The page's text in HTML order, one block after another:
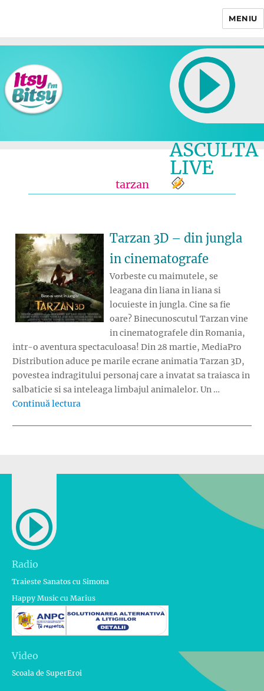
MENIU
ASCULTA
LIVE
tarzan
Tarzan 3D – din jungla
in cinematografe
Vorbeste cu maimutele, se
leagana din liana in liana si
locuieste in jungla. Cine sa fie
oare? Binecunoscutul Tarzan vine
in cinematografele din Romania,
intr-o aventura spectaculoasa! Din 28 martie, MediaPro
Distribution aduce pe marile ecrane animatia Tarzan 3D,
povestea indragitului personaj care a invatat sa traiasca in
salbaticie si sa inteleaga limbajul animalelor. Un …
Continuă lectura
Radio
Traieste Sanatos cu Simona
Happy Music cu Marius
Video
Scoala de SuperEroi